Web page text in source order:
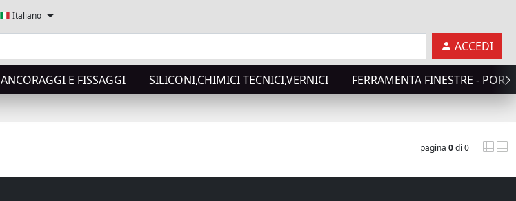
Italiano
ACCEDI
ANCORAGGI E FISSAGGI SILICONI,CHIMICI TECNICI,VERNICI FERRAMENTA FINESTRE -
pagina 0di 0